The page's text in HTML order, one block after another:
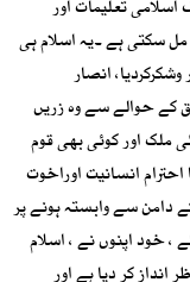
تعلیمات اور
سکتی ہے ۔یہ اسلام ہی
انصار
کے حوالے سے وہ زریں
ملک اور کوئی بھی قوم
انسانیت اوراخوت
دامن سے وابستہ ہونے پر
خود اپنوں نے ، اسلام